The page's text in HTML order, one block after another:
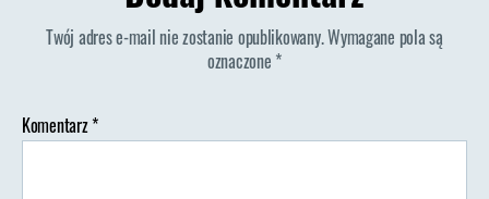
Twój adres e-mail nie zostanie opublikowany.Wymagane pola są
oznaczone *
Komentarz*